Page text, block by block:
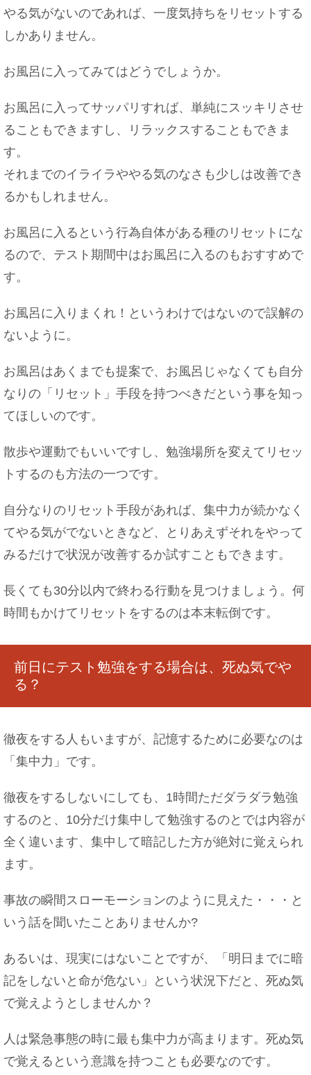
やる気がないのであれば、一度気持ちをリセットする
しかありません。
お風呂に入ってみてはどうでしょうか。
お風呂に入ってサッパリすれば、単純にスッキリさせ
ることもできますし、リラックスすることもできま
す。
それまでのイライラややる気のなさも少しは改善でき
るかもしれません。
お風呂に入るという行為自体がある種のリセットにな
るので、テスト期間中はお風呂に入るのもおすすめで
す。
お風呂に入りまくれ！というわけではないので誤解の
ないように。
お風呂はあくまでも提案で、お風呂じゃなくても自分
なりの「リセット」手段を持つべきだという事を知っ
てほしいのです。
散歩や運動でもいいですし、勉強場所を変えてリセッ
トするのも方法の一つです。
自分なりのリセット手段があれば、集中力が続かなく
てやる気がでないときなど、とりあえずそれをやって
みるだけで状況が改善するか試すこともできます。
長くても30分以内で終わる行動を見つけましょう。何
時間もかけてリセットをするのは本末転倒です。
前日にテスト勉強をする場合は、死ぬ気でや
る？
徹夜をする人もいますが、記憶するために必要なのは
「集中力」です。
徹夜をするしないにしても、1時間ただダラダラ勉強
するのと、10分だけ集中して勉強するのとでは内容が
全く違います、集中して暗記した方が絶対に覚えられ
ます。
事故の瞬間スローモーションのように見えた・・・と
いう話を聞いたことありませんか?
あるいは、現実にはないことですが、「明日までに暗
記をしないと命が危ない」という状況下だと、死ぬ気
で覚えようとしませんか？
人は緊急事態の時に最も集中力が高まります。死ぬ気
で覚えるという意識を持つことも必要なのです。